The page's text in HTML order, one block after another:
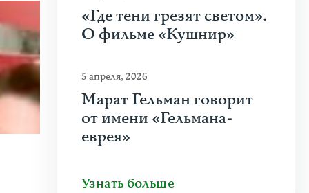
Почему человеку нравится
«Где тени грезят светом».
О фильме «Кушнир»
5 апреля, 2026
Марат Гельман говорит
от имени «Гельмана-
еврея»
Узнать больше